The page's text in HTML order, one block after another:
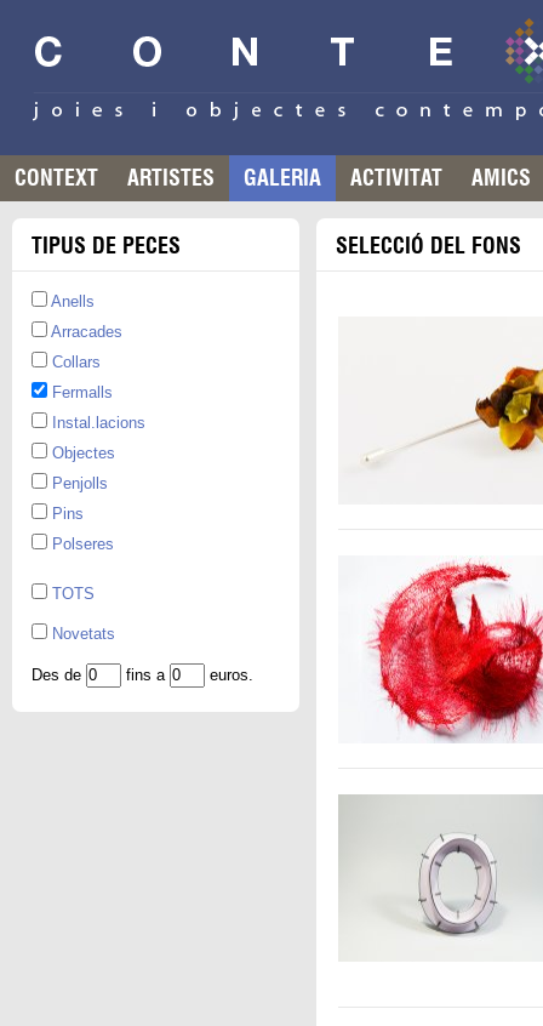
CONTEXT ARTISTES GALERIA ACTIVITAT AMICS
TIPUS DE PECES
Anells
Arracades
Collars
Fermalls
Instal.lacions
Objectes
Penjolls
Pins
Polseres
TOTS
Novetats
Des de fins a euros.
SELECCIÓ DEL FONS